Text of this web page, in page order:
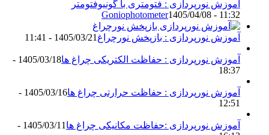
آموزش نورپردازی : فتومتری با گونیوفتومتر
Goniophotometer1405/04/08 - 11:32
آموزش نورپردازی : بازپخش نورچراغ 1405/03/21 - 11:41
آموزش نورپردازی : حفاظت الکتریکی چراغ ها
1405/03/18 -
18:37
آموزش نورپردازی : حفاظت حرارتی چراغ ها
1405/03/16 -
12:51
آموزش نورپردازی :حفاظت مکانیکی چراغ ها
1405/03/11 -